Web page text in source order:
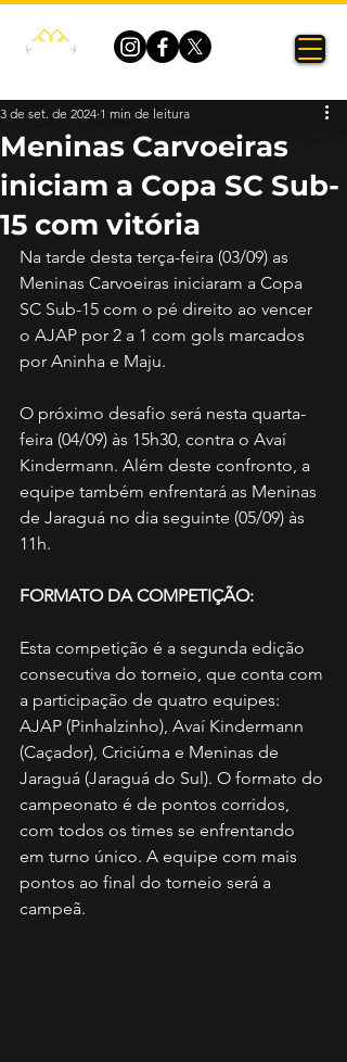
Meninas Carvoeiras
iniciam a Copa SC Sub-
15 com vitória
3 de set. de 2024 1 min de leitura
Na tarde desta terça-feira (03/09) as
Meninas Carvoeiras iniciaram a Copa
SC Sub-15 com o pé direito ao vencer
o AJAP por 2 a 1 com gols marcados
por Aninha e Maju.
O próximo desafio será nesta quarta-
feira (04/09) às 15h30, contra o Avaí
Kindermann. Além deste confronto, a
equipe também enfrentará as Meninas
de Jaraguá no dia seguinte (05/09) às
11h.
FORMATO DA COMPETIÇÃO:
Esta competição é a segunda edição
consecutiva do torneio, que conta com
a participação de quatro equipes:
AJAP (Pinhalzinho), Avaí Kindermann
(Caçador), Criciúma e Meninas de
Jaraguá (Jaraguá do Sul). O formato do
campeonato é de pontos corridos,
com todos os times se enfrentando
em turno único. A equipe com mais
pontos ao final do torneio será a
campeã.